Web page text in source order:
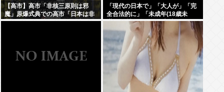
【高市】高市「非核三原則は邪
魔」原爆式典での高市「日本は非
核三原則を堅持しており、唯一の
「現代の日本で」「大人が」「完
全合法的に」「未成年(18歳未
満)」と性行為をする方法ってある
の？